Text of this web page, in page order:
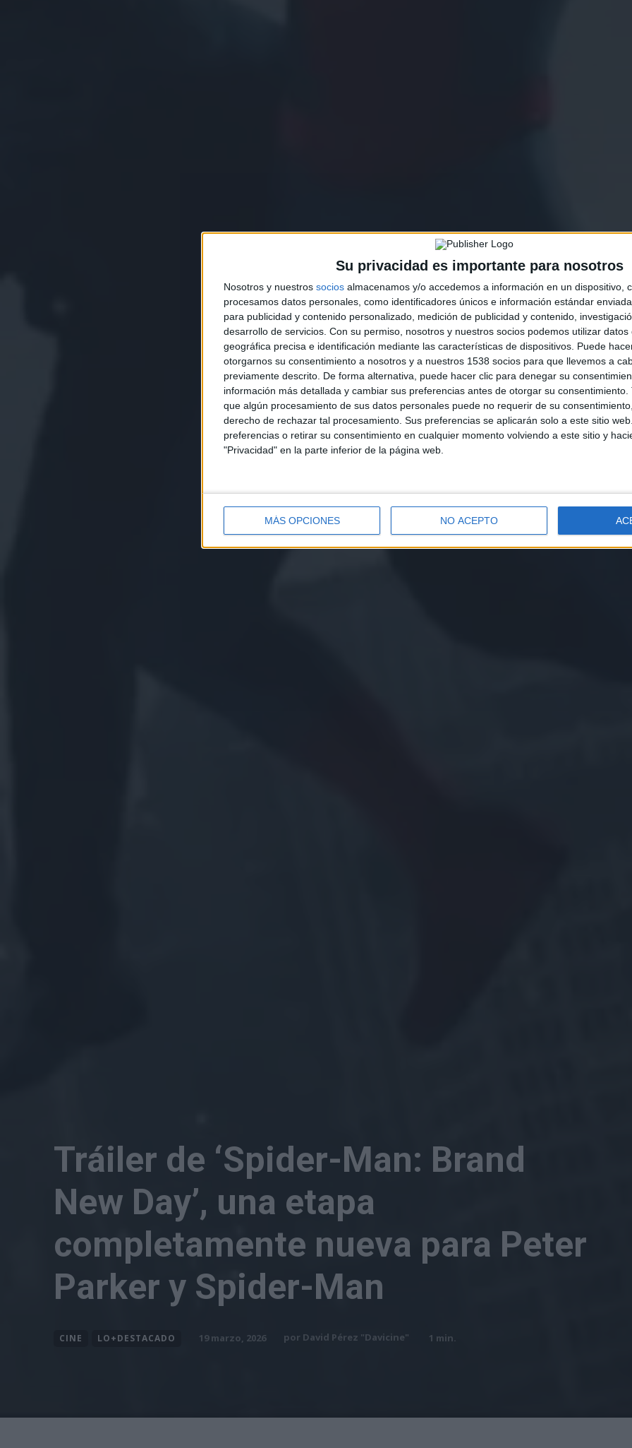
Su privacidad es importante para nosotros
Nosotros y nuestros socios almacenamos y/o accedemos a información en un dispositivo,
procesamos datos personales, como identificadores únicos e información estándar
para publicidad y contenido personalizado, medición de publicidad y contenido,
desarrollo de servicios. Con su permiso, nosotros y nuestros socios podemos utilizar datos
geográfica precisa e identificación mediante las características de dispositivos. Puede
otorgarnos su consentimiento a nosotros y a nuestros 1538 socios para que llevemos a
previamente descrito. De forma alternativa, puede hacer clic para denegar su
información más detallada y cambiar sus preferencias antes de otorgar su consentimiento.
que algún procesamiento de sus datos personales puede no requerir de su
derecho de rechazar tal procesamiento. Sus preferencias se aplicarán solo a este sitio
preferencias o retirar su consentimiento en cualquier momento volviendo a este sitio y
"Privacidad" en la parte inferior de la página web.
MÁS OPCIONES NO ACEPTO
Tráiler de ‘Spider-Man: Brand
New Day’, una etapa
completamente nueva para Peter
Parker y Spider-Man
CINE LO+DESTACADO 19 marzo, 2026 por David Pérez "Davicine" 1 min.